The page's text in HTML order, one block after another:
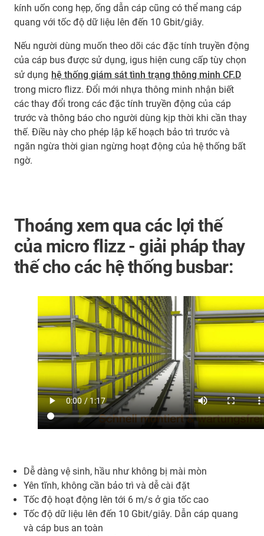
kính uốn cong hẹp, ống dẫn cáp cũng có thể mang cáp
quang với tốc độ dữ liệu lên đến 10 Gbit/giây.
Nếu người dùng muốn theo dõi các đặc tính truyền động
của cáp bus được sử dụng, igus hiện cung cấp tùy chọn
sử dụng hệ thống giám sát tình trạng thông minh CF.D
trong micro flizz. Đổi mới nhựa thông minh nhận biết
các thay đổi trong các đặc tính truyền động của cáp
trước và thông báo cho người dùng kịp thời khi cần thay
thế. Điều này cho phép lập kế hoạch bảo trì trước và
ngăn ngừa thời gian ngừng hoạt động của hệ thống bất
ngờ.
Thoáng xem qua các lợi thế
của micro flizz - giải pháp thay
thế cho các hệ thống busbar:
Dễ dàng vệ sinh, hầu như không bị mài mòn
Yên tĩnh, không cần bảo trì và dễ cài đặt
Tốc độ hoạt động lên tới 6 m/s ở gia tốc cao
Tốc độ dữ liệu lên đến 10 Gbit/giây. Dẫn cáp quang
và cáp bus an toàn